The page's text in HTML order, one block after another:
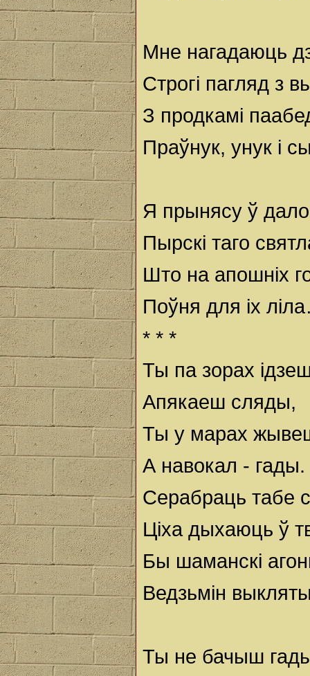
Мне нагадаюць
Строгі пагляд з
З продкамі
Праўнук, унук і
Я прынясу ў
Пырскі таго
Што на апошніх
Поўня для іх
* * *
Ты па зорах
Апякаеш сляды,
Ты у марах
А навокал - гады.
Серабраць табе
Ціха дыхаюць ў
Бы шаманскі
Ведзьмін
Ты не бачыш